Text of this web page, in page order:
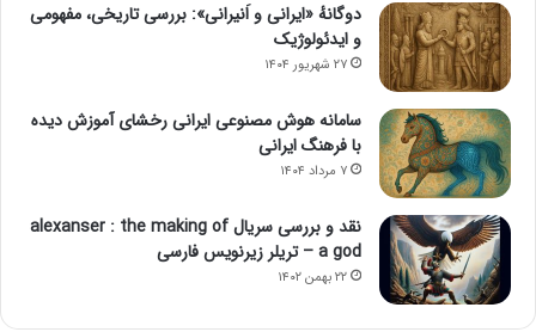
دوگانهٔ «ایرانی و اَنیرانی»: بررسی تاریخی، مفهومی
و ایدئولوژیک
۲۷ شهریور ۱۴۰۴
سامانه هوش مصنوعی ایرانی رخشای آموزش دیده
با فرهنگ ایرانی
۷ مرداد ۱۴۰۴
نقد و بررسی سریال alexanser : the making of
a god – تریلر زیرنویس فارسی
۲۲ بهمن ۱۴۰۲